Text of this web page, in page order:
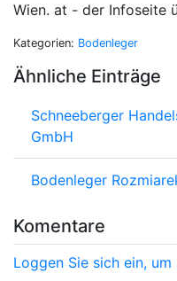
Wien. at - der Infoseite
Kategorien: Bodenleger
Ähnliche Einträge
Schneeberger
GmbH
Bodenleger
Komentare
Loggen Sie sich ein,